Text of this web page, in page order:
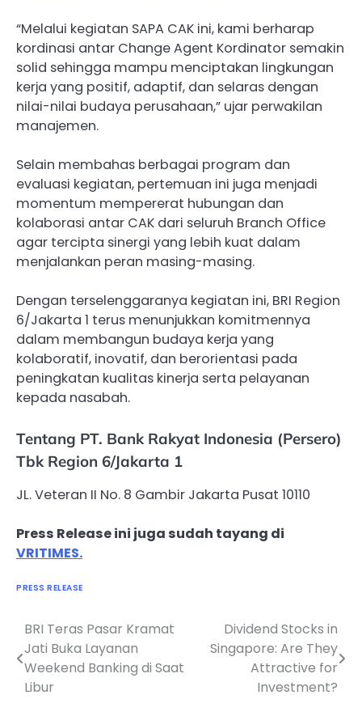
“Melalui kegiatan SAPA CAK ini, kami berharap
kordinasi antar Change Agent Kordinator semakin
solid sehingga mampu menciptakan lingkungan
kerja yang positif, adaptif, dan selaras dengan
nilai-nilai budaya perusahaan,” ujar perwakilan
manajemen.
Selain membahas berbagai program dan
evaluasi kegiatan, pertemuan ini juga menjadi
momentum mempererat hubungan dan
kolaborasi antar CAK dari seluruh Branch Office
agar tercipta sinergi yang lebih kuat dalam
menjalankan peran masing-masing.
Dengan terselenggaranya kegiatan ini, BRI Region
6/Jakarta 1 terus menunjukkan komitmennya
dalam membangun budaya kerja yang
kolaboratif, inovatif, dan berorientasi pada
peningkatan kualitas kinerja serta pelayanan
kepada nasabah.
Tentang PT. Bank Rakyat Indonesia (Persero)
Tbk Region 6/Jakarta 1
JL. Veteran II No. 8 Gambir Jakarta Pusat 10110
Press Release ini juga sudah tayang di
VRITIMES.
PRESS RELEASE
Navigasi
pos
BRI Teras Pasar Kramat
Jati Buka Layanan
Weekend Banking di Saat
Libur
Dividend Stocks in
Singapore: Are They
Attractive for
Investment?